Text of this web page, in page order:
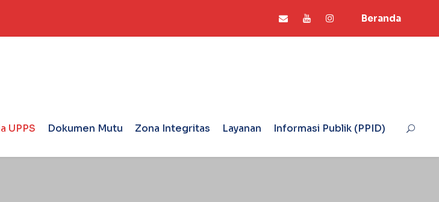
Beranda
UPPS Dokumen Mutu Zona Integritas Layanan Informasi Publik (PPID)